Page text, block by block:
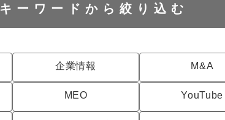
キーワードから 絞り込む
企業情報 M&A
MEO YouTube